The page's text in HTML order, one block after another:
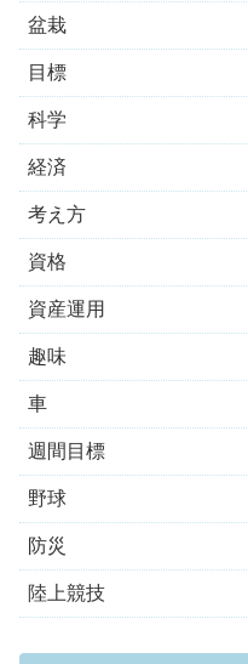
盆栽
目標
科学
経済
考え方
資格
資産運用
趣味
車
週間目標
野球
防災
陸上競技